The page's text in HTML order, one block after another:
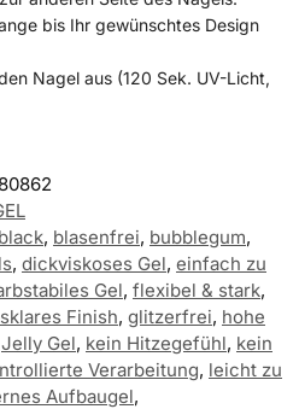
bis Ihr gewünschtes Design
Nagel aus (120 Sek. UV-Licht,
black, blasenfrei, bubblegum,
, dickviskoses Gel, einfach zu
Gel, flexibel & stark,
Finish, glitzerfrei, hohe
Jelly Gel, kein Hitzegefühl, kein
Verarbeitung, leicht zu
Aufbaugel,